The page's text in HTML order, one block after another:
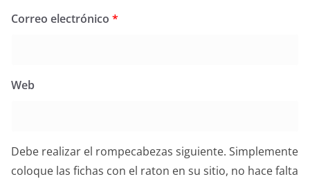
Correo electrónico *
Web
Debe realizar el rompecabezas siguiente. Simplemente
coloque las fichas con el raton en su sitio, no hace falta